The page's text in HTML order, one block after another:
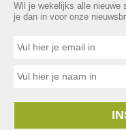
Wil je wekelijks alle nieuwe
je dan in voor onze